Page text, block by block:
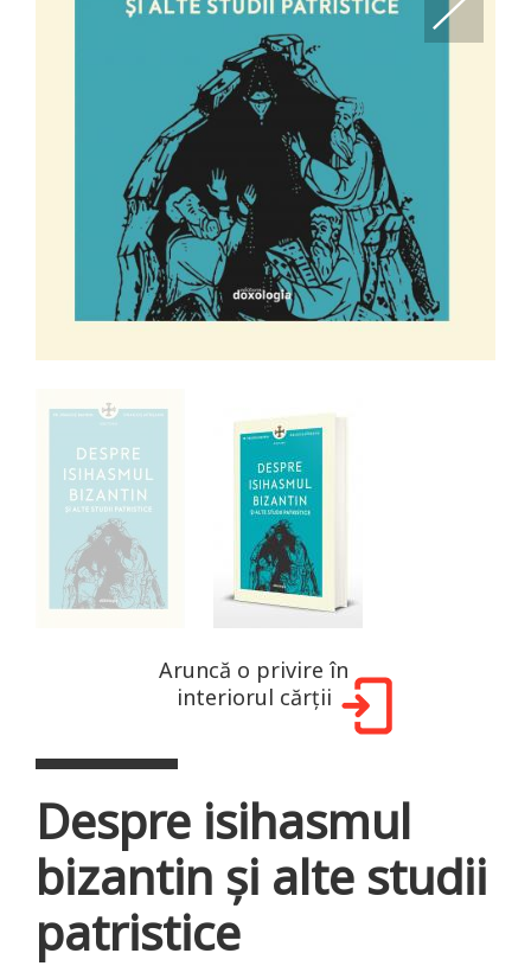
Aruncă o privire în
interiorul cărții
Despre isihasmul
bizantin și alte studii
patristice